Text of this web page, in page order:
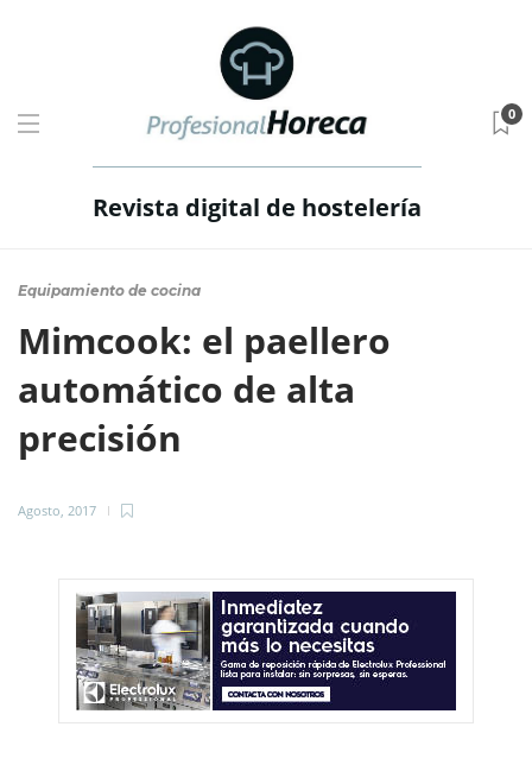
Revista digital de hostelería
0
Equipamiento de cocina
Mimcook: el paellero
automático de alta
precisión
Agosto, 2017